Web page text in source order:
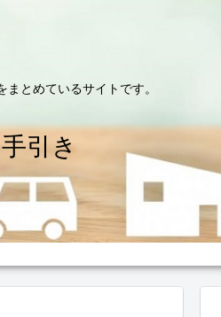
とめているサイトです。
引き